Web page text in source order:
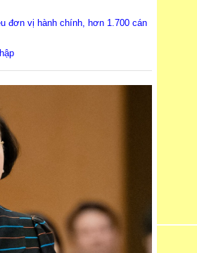
đơn vị hành chính, hơn 1.700 cán